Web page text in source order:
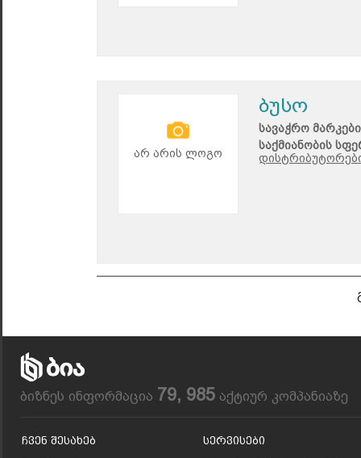
არ არის ლოგო
ბუსო
სავაჭრო
საქმიანობის
ბიზნეს ინფორმაცია 79, 985 აქტიურ კომპანიაზე
Ჩვენ Შესახებ
Სერვისები